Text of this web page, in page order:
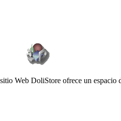
Web DoliStore ofrece un espacio